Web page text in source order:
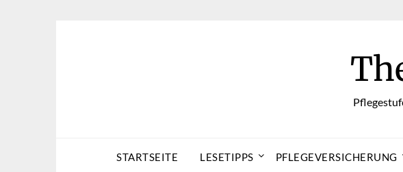
STARTSEITE LESETIPPS PFLEGEVERSICHERUNG